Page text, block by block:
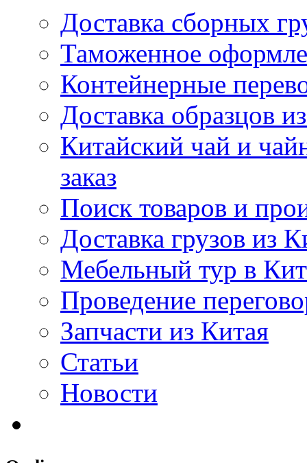
Доставка сборных
Таможенное
Контейнерные
Доставка образцов
Китайский чай и
заказ
Поиск товаров и
Доставка грузов из
Мебельный тур в
Проведение
Запчасти из Китая
Статьи
Новости